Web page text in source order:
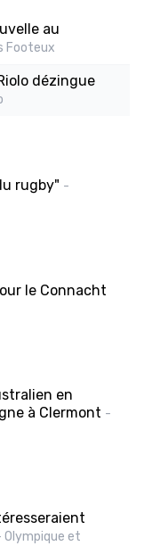
au
Footeux
dézingue
rugby" -
le Connacht
en
à Clermont -
Olympique et